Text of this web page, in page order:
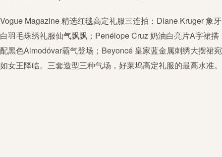
Vogue Magazine 精选红毯高定礼服三连拍：Diane Kruger 象牙
白羽毛珠绣礼服仙气飘飘；Penélope Cruz 奶油白亮片A字裙搭
配黑色Almodóvar霸气登场；Beyoncé 皇家蓝金属刺绣大摆裙宛
如女王降临。三套造型三种气场，好莱坞高定礼服的最高水准。